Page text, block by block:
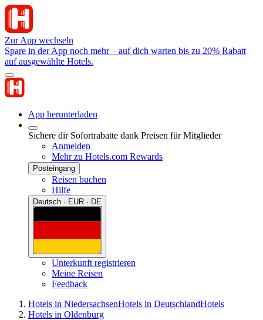
Zur App wechseln
Spare in der App noch mehr – auf dich warten bis zu 20% Rabatt
auf ausgewählte Hotels.
App herunterladen
Sichere dir Sofortrabatte dank Preisen für Mitglieder
Anmelden
Mehr zu Hotels.com Rewards
Posteingang
Reisen buchen
Hilfe
Deutsch · EUR · DE
Unterkunft registrieren
Meine Reisen
Feedback
Hotels in NiedersachsenHotels in DeutschlandHotels
Hotels in Oldenburg